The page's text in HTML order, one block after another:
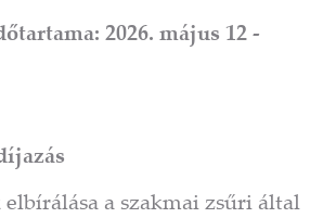
2026. május 12 -
a szakmai zsűri által